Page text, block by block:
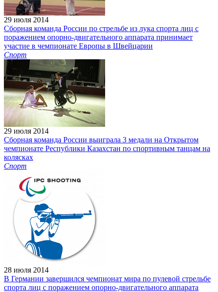
29 июля 2014
Сборная команда России по стрельбе из лука спорта лиц с
поражением опорно-двигательного аппарата принимает
участие в чемпионате Европы в Швейцарии
Спорт
29 июля 2014
Сборная команда России выиграла 3 медали на Открытом
чемпионате Республики Казахстан по спортивным танцам на
колясках
Спорт
28 июля 2014
В Германии завершился чемпионат мира по пулевой стрельбе
спорта лиц с поражением опорно-двигательного аппарата